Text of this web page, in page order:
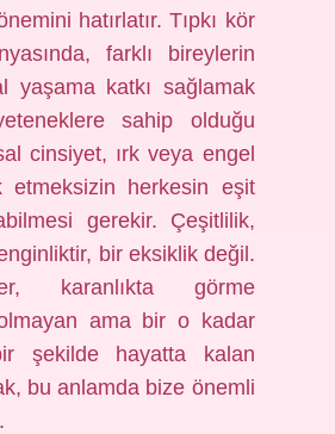
hatırlatır. Tıpkı kör
farklı bireylerin
yaşama katkı sağlamak
sahip olduğu
cinsiyet, ırk veya engel
etmeksizin herkesin eşit
gerekir. Çeşitlilik,
bir eksiklik değil.
karanlıkta görme
ama bir o kadar
şekilde hayatta kalan
bu anlamda bize önemli